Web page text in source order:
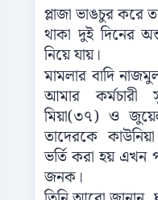
প্লাজা ভাঙচুর করে
থাকা দুই দিনের
নিয়ে যায়।
মামলার বাদি
আমার
মিয়া(৩৭) ও
তাদেরকে
ভর্তি করা হয় এখন
জনক।